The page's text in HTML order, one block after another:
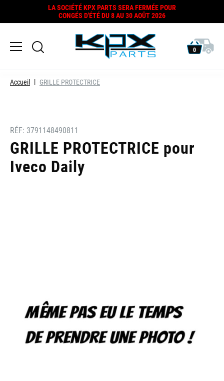
LA SOCIÉTÉ KPX PARTS SERA FERMÉE POUR
CONGÉS D'ÉTÉ DU 8 AU 30 AOÛT 2026
0
Accueil GRILLE PROTECTRICE
RÉF: 3791148490811
GRILLE PROTECTRICE pour
Iveco Daily